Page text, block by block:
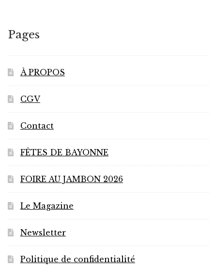
Pages
À PROPOS
CGV
Contact
FÊTES DE BAYONNE
FOIRE AU JAMBON 2026
Le Magazine
Newsletter
Politique de confidentialité